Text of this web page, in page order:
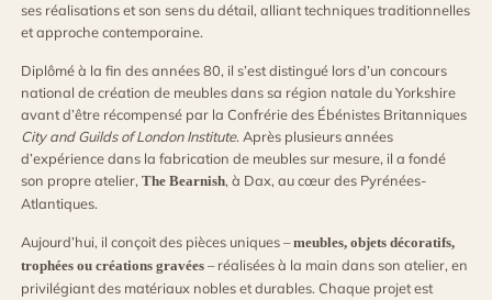
ses réalisations et son sens du détail, alliant techniques traditionnelles
et approche contemporaine.
Diplômé à la fin des années 80, il s’est distingué lors d’un concours
national de création de meubles dans sa région natale du Yorkshire
avant d’être récompensé par la Confrérie des Ébénistes Britanniques
City and Guilds of London Institute. Après plusieurs années
d’expérience dans la fabrication de meubles sur mesure, il a fondé
son propre atelier,The Bearnish, à Dax, au cœur des Pyrénées-
Atlantiques.
Aujourd’hui, il conçoit des pièces uniques –meubles, objets décoratifs,
trophées ou créations gravées – réalisées à la main dans son atelier, en
privilégiant des matériaux nobles et durables. Chaque projet est